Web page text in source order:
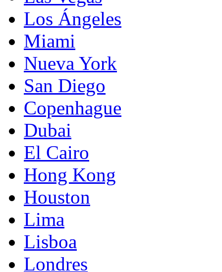
Los Ángeles
Miami
Nueva York
San Diego
Copenhague
Dubai
El Cairo
Hong Kong
Houston
Lima
Lisboa
Londres